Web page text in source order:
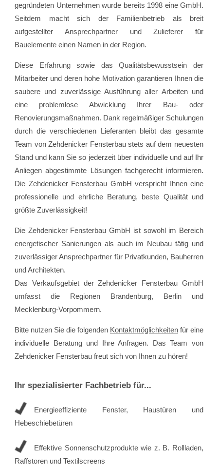
gegründeten Unternehmen wurde bereits 1998 eine GmbH.
Seitdem macht sich der Familienbetrieb als breit
aufgestellter Ansprechpartner und Zulieferer für
Bauelemente einen Namen in der Region.
Diese Erfahrung sowie das Qualitätsbewusstsein der
Mitarbeiter und deren hohe Motivation garantieren Ihnen die
saubere und zuverlässige Ausführung aller Arbeiten und
eine problemlose Abwicklung Ihrer Bau- oder
Renovierungsmaßnahmen. Dank regelmäßiger Schulungen
durch die verschiedenen Lieferanten bleibt das gesamte
Team von Zehdenicker Fensterbau stets auf dem neuesten
Stand und kann Sie so jederzeit über individuelle und auf Ihr
Anliegen abgestimmte Lösungen fachgerecht informieren.
Die Zehdenicker Fensterbau GmbH verspricht Ihnen eine
professionelle und ehrliche Beratung, beste Qualität und
größte Zuverlässigkeit!
Die Zehdenicker Fensterbau GmbH ist sowohl im Bereich
energetischer Sanierungen als auch im Neubau tätig und
zuverlässiger Ansprechpartner für Privatkunden, Bauherren
und Architekten.
Das Verkaufsgebiet der Zehdenicker Fensterbau GmbH
umfasst die Regionen Brandenburg, Berlin und
Mecklenburg-Vorpommern.
Bitte nutzen Sie die folgenden Kontaktmöglichkeiten für eine
individuelle Beratung und Ihre Anfragen. Das Team von
Zehdenicker Fensterbau freut sich von Ihnen zu hören!
Ihr spezialisierter Fachbetrieb für...
Energieeffiziente Fenster, Haustüren und
Hebeschiebetüren
Effektive Sonnenschutzprodukte wie z. B. Rollladen,
Raffstoren und Textilscreens